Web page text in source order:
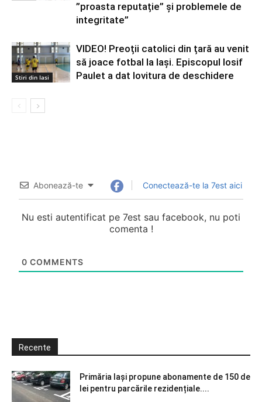
”proasta reputație” și problemele de
integritate”
Stiri din Iasi
VIDEO! Preoții catolici din țară au venit
să joace fotbal la Iași. Episcopul Iosif
Paulet a dat lovitura de deschidere
Abonează-te Conectează-te la 7est aici
Nu esti autentificat pe 7est sau facebook, nu poti
comenta !
0 COMMENTS
Recente
Primăria Iași propune abonamente de 150 de
lei pentru parcările rezidențiale....